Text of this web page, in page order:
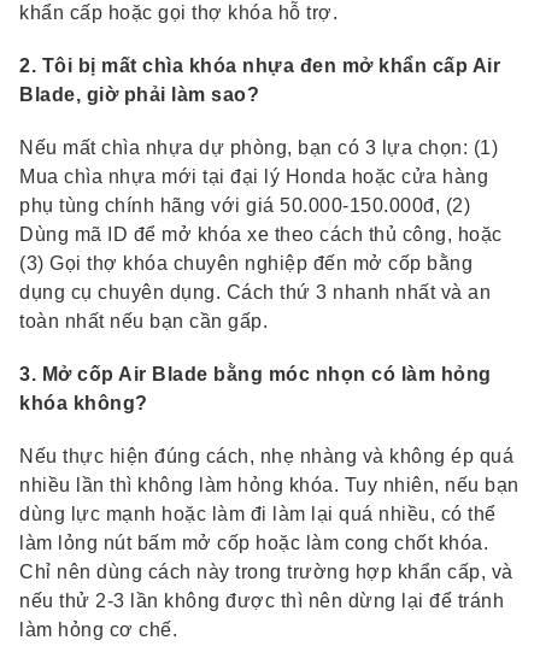
khẩn cấp hoặc gọi thợ khóa hỗ trợ.
2. Tôi bị mất chìa khóa nhựa đen mở khẩn cấp Air
Blade, giờ phải làm sao?
Nếu mất chìa nhựa dự phòng, bạn có 3 lựa chọn: (1)
Mua chìa nhựa mới tại đại lý Honda hoặc cửa hàng
phụ tùng chính hãng với giá 50.000-150.000đ, (2)
Dùng mã ID để mở khóa xe theo cách thủ công, hoặc
(3) Gọi thợ khóa chuyên nghiệp đến mở cốp bằng
dụng cụ chuyên dụng. Cách thứ 3 nhanh nhất và an
toàn nhất nếu bạn cần gấp.
3. Mở cốp Air Blade bằng móc nhọn có làm hỏng
khóa không?
Nếu thực hiện đúng cách, nhẹ nhàng và không ép quá
nhiều lần thì không làm hỏng khóa. Tuy nhiên, nếu bạn
dùng lực mạnh hoặc làm đi làm lại quá nhiều, có thể
làm lỏng nút bấm mở cốp hoặc làm cong chốt khóa.
Chỉ nên dùng cách này trong trường hợp khẩn cấp, và
nếu thử 2-3 lần không được thì nên dừng lại để tránh
làm hỏng cơ chế.